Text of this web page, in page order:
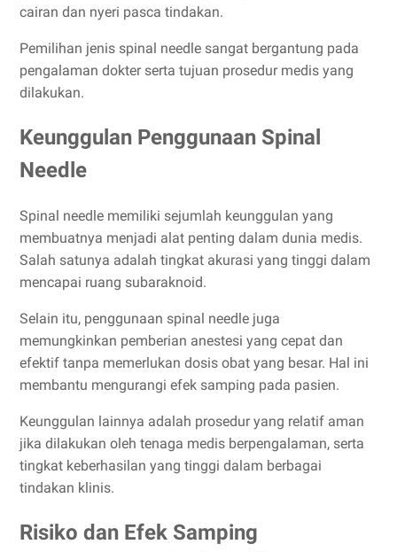
cairan dan nyeri pasca tindakan.
Pemilihan jenis spinal needle sangat bergantung pada
pengalaman dokter serta tujuan prosedur medis yang
dilakukan.
Keunggulan Penggunaan Spinal
Needle
Spinal needle memiliki sejumlah keunggulan yang
membuatnya menjadi alat penting dalam dunia medis.
Salah satunya adalah tingkat akurasi yang tinggi dalam
mencapai ruang subaraknoid.
Selain itu, penggunaan spinal needle juga
memungkinkan pemberian anestesi yang cepat dan
efektif tanpa memerlukan dosis obat yang besar. Hal ini
membantu mengurangi efek samping pada pasien.
Keunggulan lainnya adalah prosedur yang relatif aman
jika dilakukan oleh tenaga medis berpengalaman, serta
tingkat keberhasilan yang tinggi dalam berbagai
tindakan klinis.
Risiko dan Efek Samping